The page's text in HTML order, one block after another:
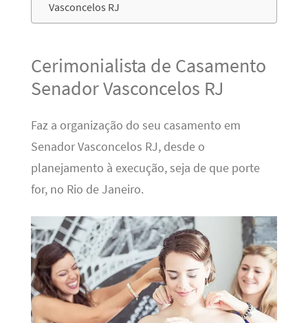
Vasconcelos RJ
Cerimonialista de Casamento
Senador Vasconcelos RJ
Faz a organização do seu casamento em
Senador Vasconcelos RJ, desde o
planejamento à execução, seja de que porte
for, no Rio de Janeiro.